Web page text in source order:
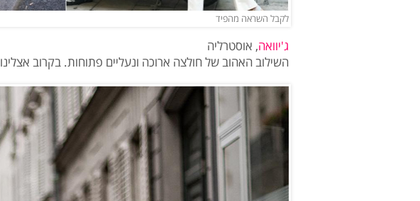
לקבל השראה מהפיד
ג'יוואה, אוסטרליה
השילוב האהוב של חולצה ארוכה ונעליים פתוחות. בקרוב אצלינו